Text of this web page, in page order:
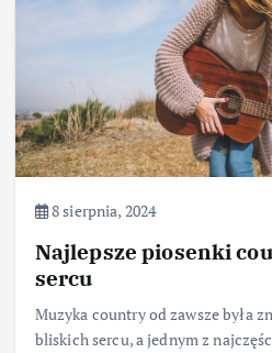
8 sierpnia, 2024
Najlepsze piosenki
sercu
Muzyka country od zawsze była
bliskich sercu, a jednym z